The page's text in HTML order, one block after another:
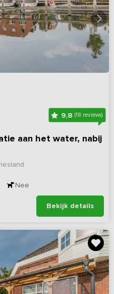
9,8(18 reviews)
aan het water, nabij
Nee
Bekijk details